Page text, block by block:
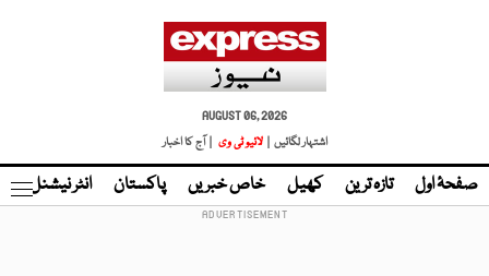
AUGUST 06, 2026
اشتہار لگائیں |
لائیو ٹی وی | آج کا اخبار
صفحۂ اول تازہ ترین کھیل خاص خبریں پاکستان انٹر نیشنل